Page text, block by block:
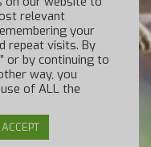
relevant
your
repeat visits. By
or by continuing to
way, you
of ALL the
ACCEPT